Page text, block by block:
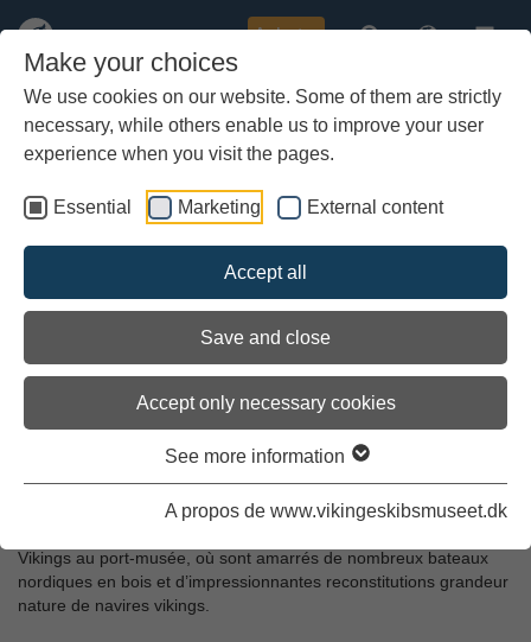
Make your choices
We use cookies on our website. Some of them are strictly
necessary, while others enable us to improve your user
experience when you visit the pages.
Essential Marketing External content
Accept all
Save and close
Accept only necessary cookies
See more information
A propos de www.vikingeskibsmuseet.dk
Aller
principal
Acheter
See settings
Sorties à la voile sur le fjord de Roskilde
C’est le seul endroit au monde où, pendant la saison estivale,
vous pouvez passer directement de la découverte des véritables
Vikings au port-musée, où sont amarrés de nombreux bateaux
nordiques en bois et d’impressionnantes reconstitutions grandeur
nature de navires vikings.